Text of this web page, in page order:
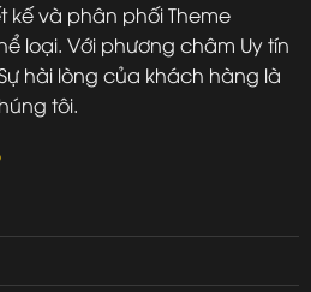
kế và phân phối Theme
loại. Với phương châm Uy tín
hài lòng của khách hàng là
tôi.